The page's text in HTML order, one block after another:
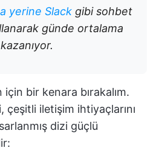
yerine Slack gibi sohbet
günde ortalama
için bir kenara bırakalım.
çeşitli iletişim ihtiyaçlarını
dizi güçlü